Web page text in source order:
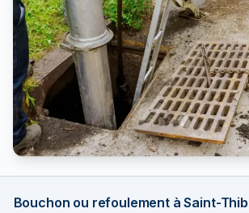
Bouchon ou refoulement à Saint-